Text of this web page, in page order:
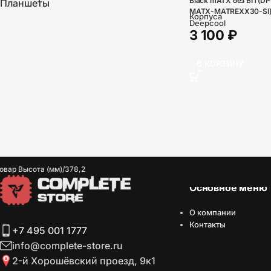
Планшеты
MATX-MATREXX30-SI)
Корпуса
Deepcool
3 100 ₽
Высота (мм) 378,2
+7 495 001 1777
info@complete-store.ru
2-й Хорошёвский проезд, 9к1
Основное меню
О компании
Контакты